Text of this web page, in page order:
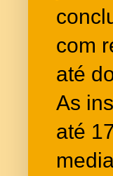
com
até
As
até